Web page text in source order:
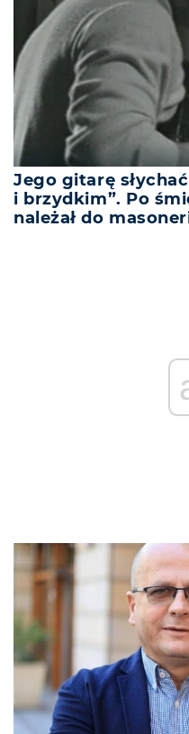
Jego gitarę
i brzydkim”. Po
należał do